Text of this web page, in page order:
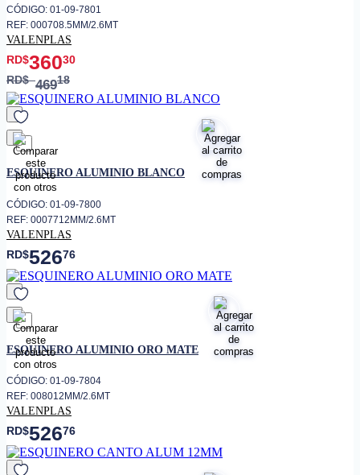
CÓDIGO: 01-09-7801
REF: 000708.5MM/2.6MT
VALENPLAS
RD$36030
RD$46918
favorito
ESQUINERO ALUMINIO BLANCO
CÓDIGO: 01-09-7800
REF: 0007712MM/2.6MT
VALENPLAS
RD$52676
favorito
ESQUINERO ALUMINIO ORO MATE
CÓDIGO: 01-09-7804
REF: 008012MM/2.6MT
VALENPLAS
RD$52676